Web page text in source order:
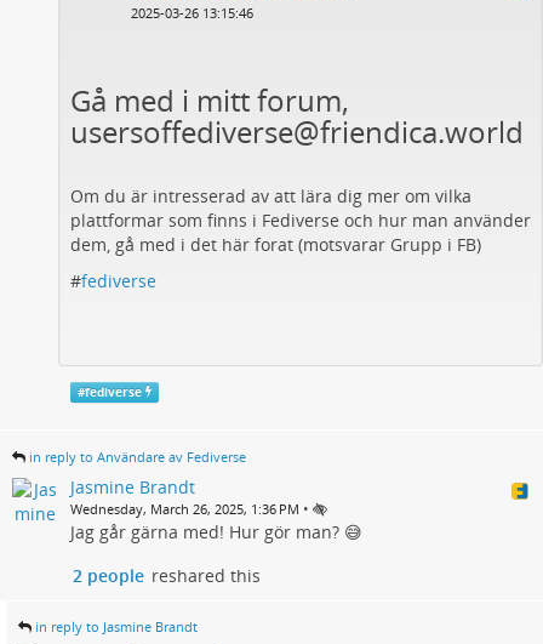
2025-03-26 13:15:46
Gå med i mitt forum,
usersoffediverse@friendica.world
Om du är intresserad av att lära dig mer om vilka
plattformar som finns i Fediverse och hur man använder
dem, gå med i det här forat (motsvarar Grupp i FB)
#fediverse
#fediverse
in reply to Användare av Fediverse
Jasmine Brandt
Wednesday, March 26, 2025, 1:36 PM •
Jag går gärna med! Hur gör man? 😅
2 people reshared this
in reply to Jasmine Brandt